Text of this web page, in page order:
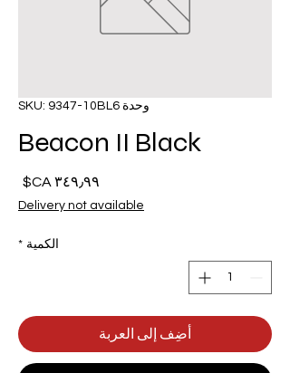
وحدة SKU: 9347-10BL6
Beacon II Black
Delivery not available
الكمية *
أضِف إلى العربة